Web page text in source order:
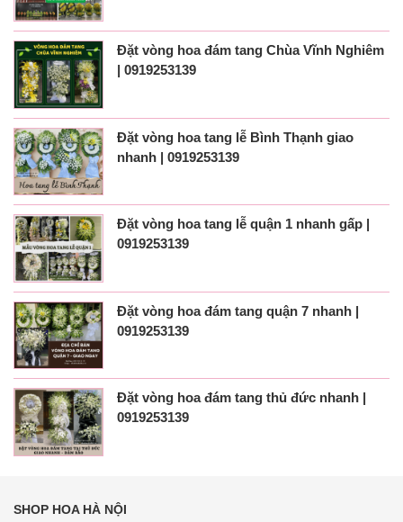
Đặt vòng hoa đám tang Chùa Vĩnh Nghiêm
| 0919253139
Đặt vòng hoa tang lễ Bình Thạnh giao
nhanh | 0919253139
Đặt vòng hoa tang lễ quận 1 nhanh gấp |
0919253139
Đặt vòng hoa đám tang quận 7 nhanh |
0919253139
Đặt vòng hoa đám tang thủ đức nhanh |
0919253139
SHOP HOA HÀ NỘI